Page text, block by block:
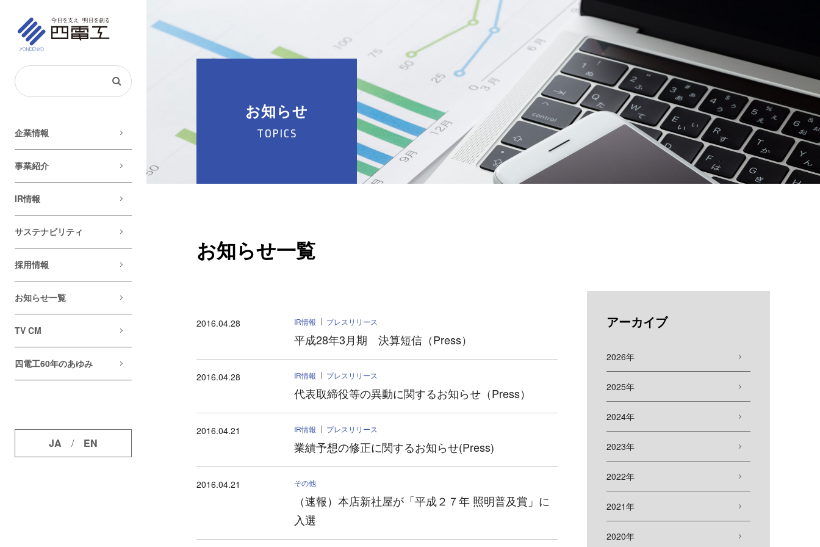
企業情報
事業紹介
IR情報
サステナビリティ
採用情報
お知らせ一覧
TV CM
四電工60年のあゆみ
JA / EN
お知らせ
TOPICS
お知らせ一覧
2016.04.28 IR情報 プレスリリース
平成28年3月期 決算短信（Press）
2016.04.28 IR情報 プレスリリース
代表取締役等の異動に関するお知らせ（Press）
2016.04.21 IR情報 プレスリリース
業績予想の修正に関するお知らせ(Press)
2016.04.21 その他
（速報）本店新社屋が「平成２７年 照明普及賞」に
入選
アーカイブ
2026年
2025年
2024年
2023年
2022年
2021年
2020年